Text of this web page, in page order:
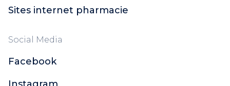
Sites internet pharmacie
Social Media
Facebook